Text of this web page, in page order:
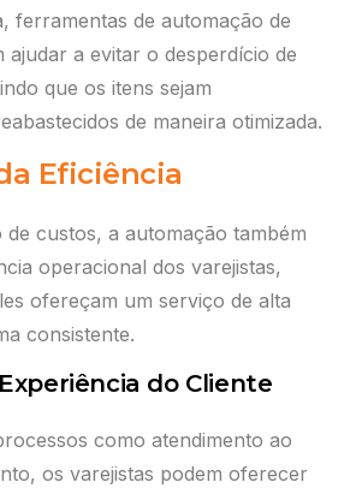
ferramentas de automação de
ajudar a evitar o desperdício de
que os itens sejam
de maneira otimizada.
Eficiência
de custos, a automação também
operacional dos varejistas,
ofereçam um serviço de alta
consistente.
do Cliente
como atendimento ao
os varejistas podem oferecer